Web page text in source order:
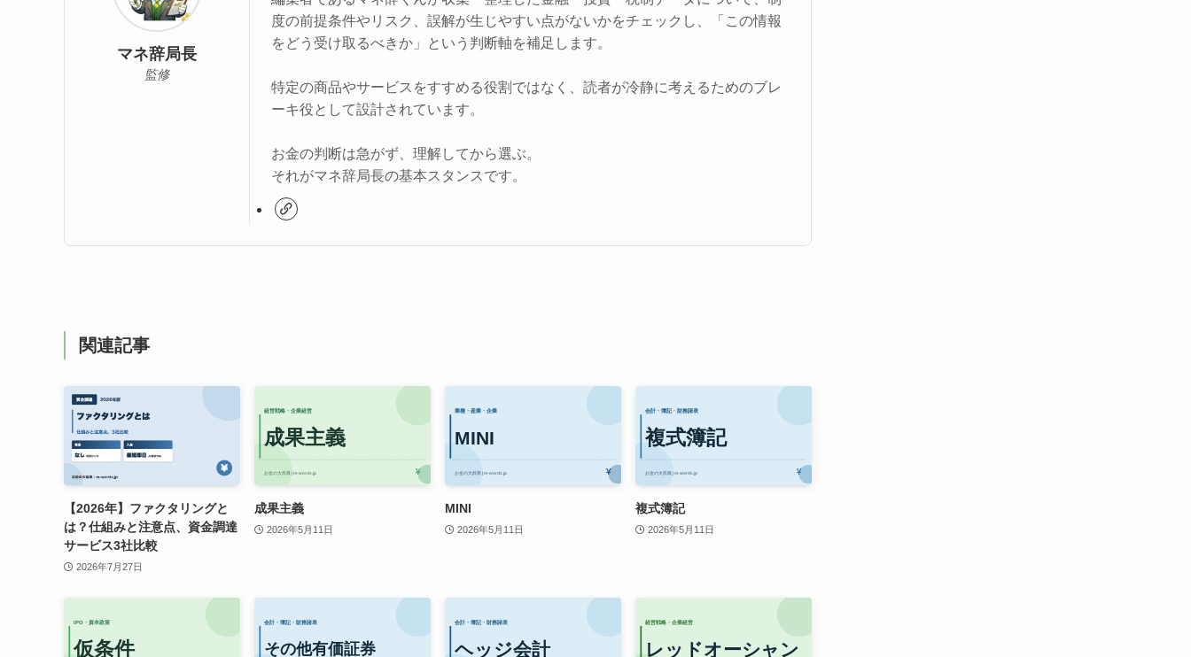
マネ辞局長
監修
度の前提条件やリスク、誤解が生じやすい点がないかをチェックし、「この情報
をどう受け取るべきか」という判断軸を補足します。
特定の商品やサービスをすすめる役割ではなく、読者が冷静に考えるためのブレ
ーキ役として設計されています。
お金の判断は急がず、理解してから選ぶ。
それがマネ辞局長の基本スタンスです。
関連記事
【2026年】ファクタリングと
は？仕組みと注意点、資金調達
サービス3社比較
2026年7月27日
成果主義
2026年5月11日
MINI
2026年5月11日
複式簿記
2026年5月11日